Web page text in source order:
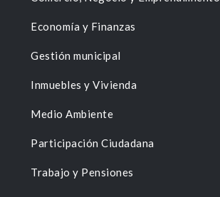
Economía y Finanzas
Gestión municipal
Inmuebles y Vivienda
Medio Ambiente
Participación Ciudadana
Trabajo y Pensiones